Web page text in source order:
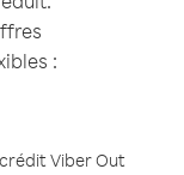
:
Viber Out